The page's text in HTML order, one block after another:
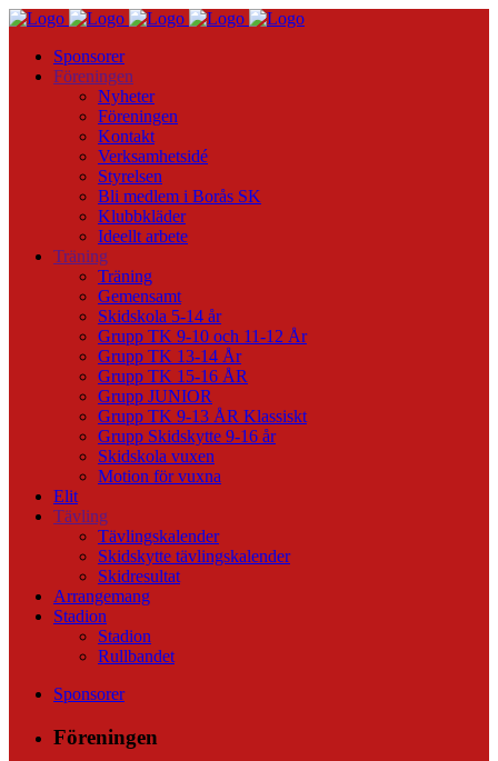
Sponsorer
Föreningen
Nyheter
Föreningen
Kontakt
Verksamhetsidé
Styrelsen
Bli medlem i Borås SK
Klubbkläder
Ideellt arbete
Träning
Träning
Gemensamt
Skidskola 5-14 år
Grupp TK 9-10 och 11-12 År
Grupp TK 13-14 År
Grupp TK 15-16 ÅR
Grupp JUNIOR
Grupp TK 9-13 ÅR Klassiskt
Grupp Skidskytte 9-16 år
Skidskola vuxen
Motion för vuxna
Elit
Tävling
Tävlingskalender
Skidskytte tävlingskalender
Skidresultat
Arrangemang
Stadion
Stadion
Rullbandet
Sponsorer
Föreningen